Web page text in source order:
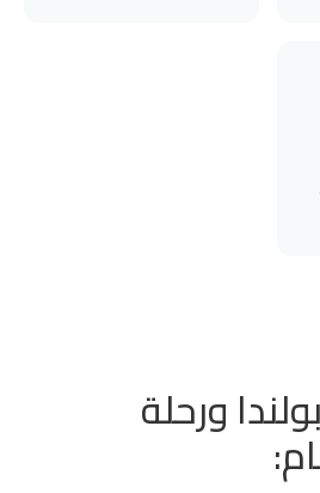
ورحلة